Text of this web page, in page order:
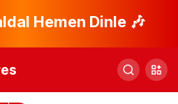
Hemen Dinle 🎶Paylaş